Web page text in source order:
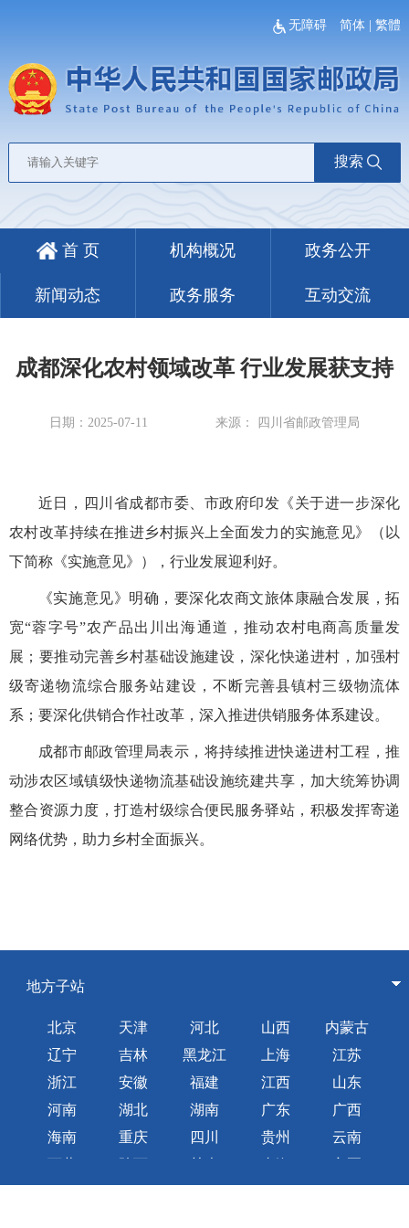
无障碍 简体 |繁體
搜索
首 页 机构概况 政务公开
新闻动态 政务服务 互动交流
成都深化农村领域改革 行业发展获支持
日期：2025-07-11 来源： 四川省邮政管理局
近日，四川省成都市委、市政府印发《关于进一步深化
农村改革持续在推进乡村振兴上全面发力的实施意见》（以
下简称《实施意见》），行业发展迎利好。
《实施意见》明确，要深化农商文旅体康融合发展，拓
宽“蓉字号”农产品出川出海通道，推动农村电商高质量发
展；要推动完善乡村基础设施建设，深化快递进村，加强村
级寄递物流综合服务站建设，不断完善县镇村三级物流体
系；要深化供销合作社改革，深入推进供销服务体系建设。
成都市邮政管理局表示，将持续推进快递进村工程，推
动涉农区域镇级快递物流基础设施统建共享，加大统筹协调
整合资源力度，打造村级综合便民服务驿站，积极发挥寄递
网络优势，助力乡村全面振兴。
地方子站
北京 天津 河北 山西
内蒙古
辽宁
吉林 黑龙江 上海
江苏
浙江
安徽 福建 江西
山东
河南
湖北 湖南 广东
广西
海南
重庆 四川 贵州
云南